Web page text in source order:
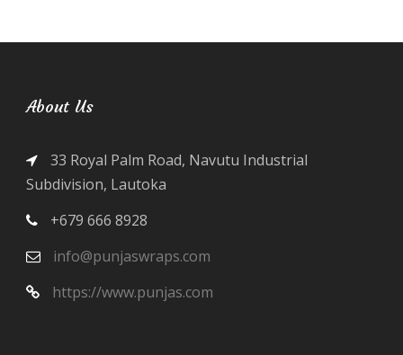
About Us
33 Royal Palm Road, Navutu Industrial
Subdivision, Lautoka
+679 666 8928
info@punjaswraps.com
https://www.punjas.com